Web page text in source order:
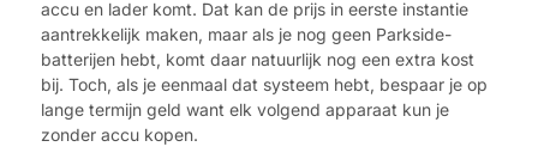
accu en lader komt. Dat kan de prijs in eerste instantie
aantrekkelijk maken, maar als je nog geen Parkside-
batterijen hebt, komt daar natuurlijk nog een extra kost
bij. Toch, als je eenmaal dat systeem hebt, bespaar je op
lange termijn geld want elk volgend apparaat kun je
zonder accu kopen.